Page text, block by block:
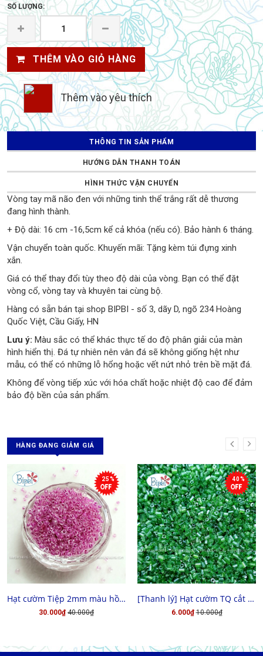
SỐ LƯỢNG:
THÊM VÀO GIỎ HÀNG
Thêm vào yêu thích
THÔNG TIN SẢN PHẨM
HƯỚNG DẪN THANH TOÁN
HÌNH THỨC VẬN CHUYỂN
Vòng tay mã não đen với những tinh thể trắng rất dễ thương
đang hình thành.
+ Độ dài: 16 cm -16,5cm kể cả khóa (nếu có). Bảo hành 6 tháng.
Vận chuyển toàn quốc. Khuyến mãi: Tặng kèm túi đựng xinh
xắn.
Giá có thể thay đổi tùy theo độ dài của vòng. Bạn có thể đặt
vòng cổ, vòng tay và khuyên tai cùng bộ.
Hàng có sẵn bán tại shop BIPBI - số 3, dãy D, ngõ 234 Hoàng
Quốc Việt, Cầu Giấy, HN
Lưu ý: Màu sắc có thể khác thực tế do độ phân giải của màn
hình hiển thị. Đá tự nhiên nên vân đá sẽ không giống hệt như
mẫu, có thể có những lỗ hổng hoặc vết nứt nhỏ trên bề mặt đá.
Không để vòng tiếp xúc với hóa chất hoặc nhiệt độ cao để đảm
bảo độ bền của sản phẩm.
HÀNG ĐANG GIẢM GIÁ
25%
MUA HÀNG Hạt cườm Tiệp 2mm màu hồng đậm xà cừ
30.000₫ 40.000₫
40%
CHỌN HÀNG [Thanh lý] Hạt cườm TQ cắt 3x3
6.000₫ 10.000₫